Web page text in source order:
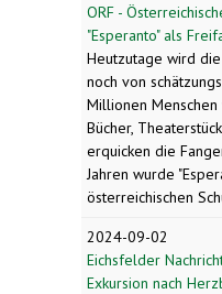
ORF -
"Esperanto" als
Heutzutage wird die
noch von
Millionen
Bücher,
erquicken die
Jahren wurde
österreichischen
2024-09-02
Eichsfelder
Exkursion nach